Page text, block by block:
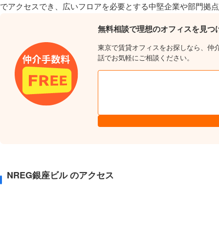
でアクセスでき、広いフロアを必要とする中堅企業や部門拠
無料相談で理想のオフィスを見つ
東京で賃貸オフィスをお探しなら、仲
話でお気軽にご相談ください。
NREG銀座ビル のアクセス